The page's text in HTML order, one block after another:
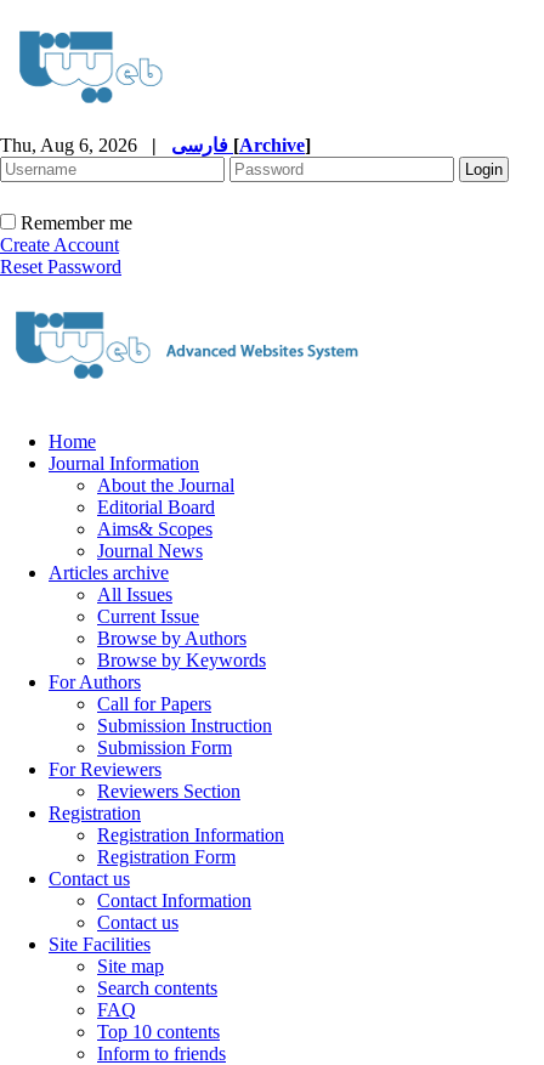
Thu, Aug 6, 2026 | [Archive]
Remember me
Create Account
Reset Password
Home
Journal Information
About the Journal
Editorial Board
Aims& Scopes
Journal News
Articles archive
All Issues
Current Issue
Browse by Authors
Browse by Keywords
For Authors
Call for Papers
Submission Instruction
Submission Form
For Reviewers
Reviewers Section
Registration
Registration Information
Registration Form
Contact us
Contact Information
Contact us
Site Facilities
Site map
Search contents
FAQ
Top 10 contents
Inform to friends